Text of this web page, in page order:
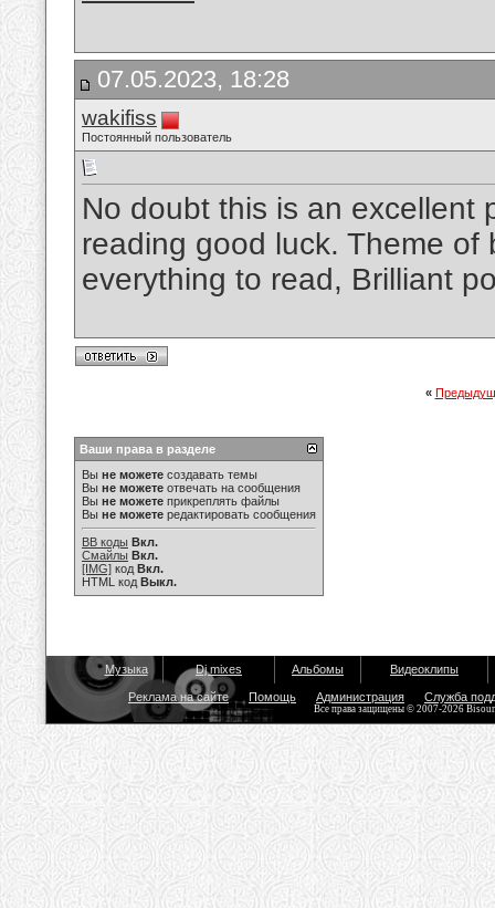
07.05.2023, 18:28
wakifiss
Постоянный пользователь
No doubt this is an excellent
reading good luck. Theme
everything to read, Brilliant
«
Ваши права в разделе
Вы не можете создавать темы
Вы не можете отвечать на сообщения
Вы не можете прикреплять файлы
Вы не можете редактировать сообщения
BB коды Вкл.
Смайлы Вкл.
[IMG] код Вкл.
HTML код Выкл.
Музыка Dj mixes Альбомы Видеоклипы
Реклама на сайте Помощь Администрация Служба
Все права защищены © 2007-2026